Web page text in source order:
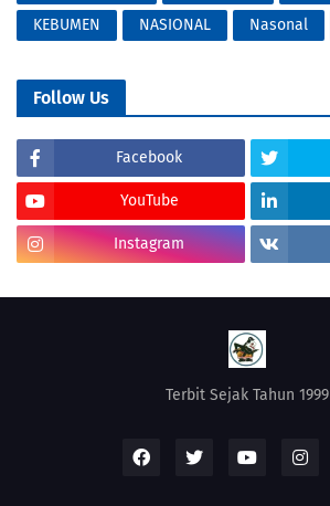
KEBUMEN
NASIONAL Nasonal
Follow Us
Facebook
YouTube
Instagram
Terbit Sejak Tahun 1999